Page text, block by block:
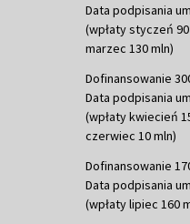
Data podpisania
(wpłaty styczeń
marzec 130 mln)
Dofinansowanie
Data podpisania
(wpłaty kwiecień
czerwiec 10 mln)
Dofinansowanie
Data podpisania
(wpłaty lipiec 160